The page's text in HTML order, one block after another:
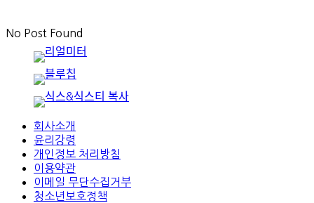
No Post Found
회사소개
윤리강령
개인정보 처리방침
이용약관
이메일 무단수집거부
청소년보호정책